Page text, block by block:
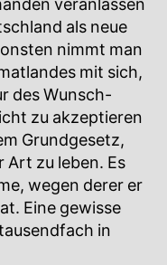
veranlassen
als neue
nimmt man
mit sich,
des Wunsch-
zu akzeptieren
Grundgesetz,
Art zu leben. Es
wegen derer er
Eine gewisse
in